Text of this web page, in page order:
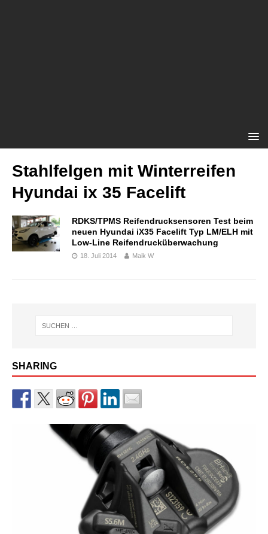
Stahlfelgen mit Winterreifen
Hyundai ix 35 Facelift
RDKS/TPMS Reifendrucksensoren Test beim
neuen Hyundai iX35 Facelift Typ LM/ELH mit
Low-Line Reifendrucküberwachung
18. Juli 2014 Maik W
SHARING